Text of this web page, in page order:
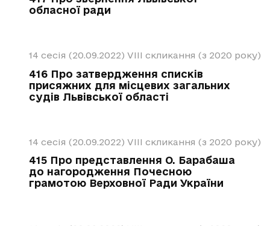
обласної ради
14 сесія (20.09.2022) VIII скликання (з 2020 року)
416 Про затвердження списків
присяжних для місцевих загальних
судів Львівської області
14 сесія (20.09.2022) VIII скликання (з 2020 року)
415 Про представлення O. Барабаша
до нагородження Почесною
грамотою Верховної Ради України